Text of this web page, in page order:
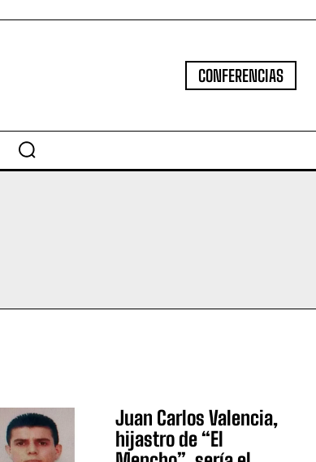
CONFERENCIAS
Juan Carlos Valencia,
hijastro de “El